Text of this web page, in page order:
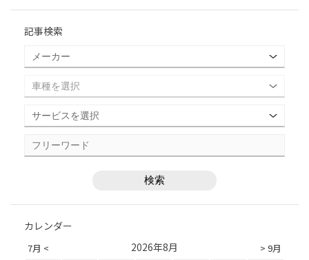
記事検索
カレンダー
7月 < > 9月
2026年8月